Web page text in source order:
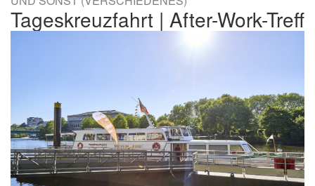
Tageskreuzfahrt | After-Work-Treff